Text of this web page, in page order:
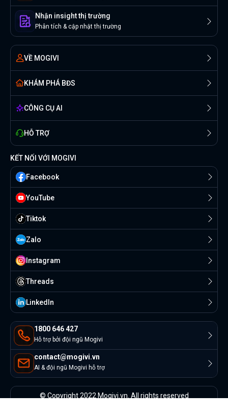
Nhận insight thị trường
Phân tích & cập nhật thị trường
VỀ MOGIVI
KHÁM PHÁ BĐS
CÔNG CỤ AI
HỖ TRỢ
1800 646 427
Hỗ trợ bởi đội ngũ Mogivi
contact@mogivi.vn
AI & đội ngũ Mogivi hỗ trợ
KẾT NỐI VỚI MOGIVI
Facebook
YouTube
Tiktok
Zalo
Instagram
Threads
Linkedln
© Copyright 2022 Mogivi.vn. All rights reserved